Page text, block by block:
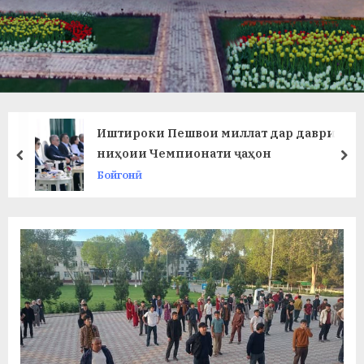
в
л
а
т
и
х
т
а
р
Иштироки Пешвои миллат дар даври
ниҳоии Чемпионати ҷаҳон
Бойгонӣ
prev